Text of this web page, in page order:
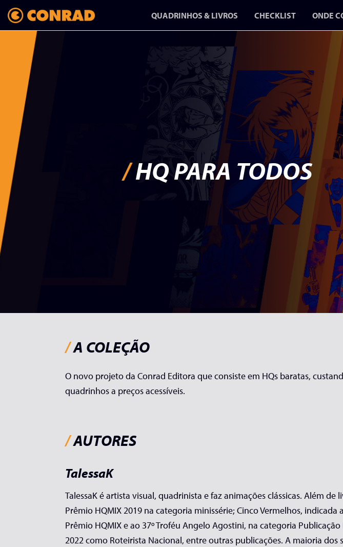
QUADRINHOS & LIVROS CHECKLIST ONDE
ANFANG/AUSGANG:
HQ-REPORTAGEM DE
/HQ PARA TODOS
/A COLEÇÃO
O novo projeto da Conrad Editora que consiste em HQs baratas,
quadrinhos a preços acessíveis.
/AUTORES
TalessaK
TalessaK é artista visual, quadrinista e faz animações clássicas. Além
Prêmio HQMIX 2019 na categoria minissérie; Cinco Vermelhos,
Prêmio HQMIX e ao 37º Troféu Angelo Agostini, na categoria
2022 como Roteirista Nacional, entre outras publicações. A maioria